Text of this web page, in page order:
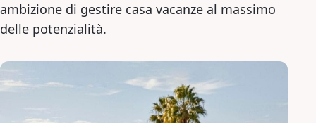
ambizione di gestire casa vacanze al massimo
delle potenzialità.